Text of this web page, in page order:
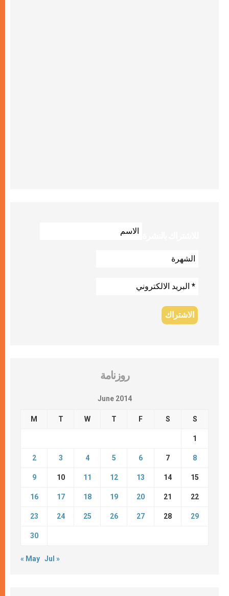
روزنامة
June 2014
M T W T F S S
1
2 3 4 5 6 7 8
9 10 11 12 13 14 15
16 17 18 19 20 21 22
23 24 25 26 27 28 29
30
« May Jul »